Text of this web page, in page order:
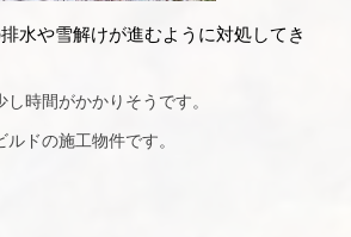
水や雪解けが進むように対処してき
時間がかかりそうです。
ドの施工物件です。